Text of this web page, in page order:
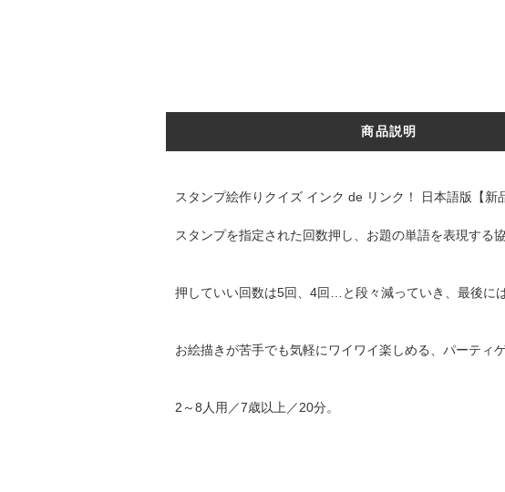
商品説明
スタンプ絵作りクイズ インク de リンク！ 日本語版【
スタンプを指定された回数押し、お題の単語を表現する
押していい回数は5回、4回…と段々減っていき、最後に
お絵描きが苦手でも気軽にワイワイ楽しめる、パーティ
2～8人用／7歳以上／20分。